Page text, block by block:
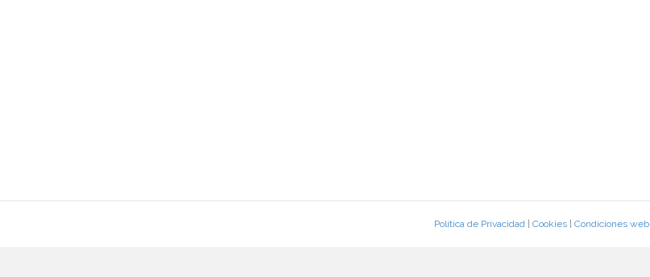
Política de Privacidad| Cookies| Condiciones web